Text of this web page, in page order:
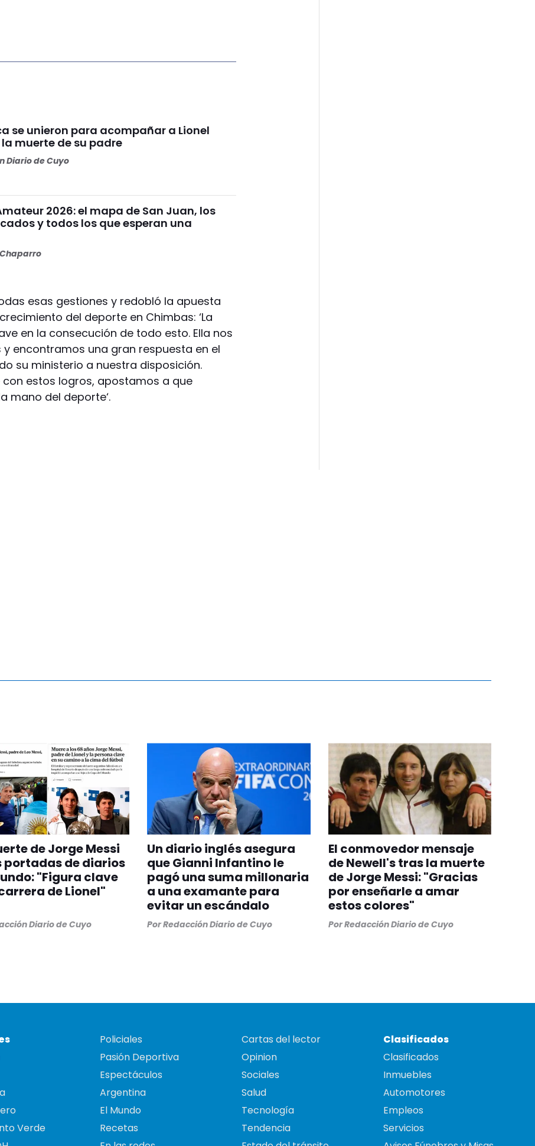
se unieron para acompañar a Lionel
muerte de su padre
Diario de Cuyo
2026: el mapa de San Juan, los
y todos los que esperan una
esas gestiones y redobló la apuesta
del deporte en Chimbas: ‘La
en la consecución de todo esto. Ella nos
encontramos una gran respuesta en el
su ministerio a nuestra disposición.
estos logros, apostamos a que
mano del deporte‘.
de Jorge Messi
portadas de diarios
"Figura clave
de Lionel"
Diario de Cuyo
Un diario inglés asegura
que Gianni Infantino le
pagó una suma millonaria
a una examante para
evitar un escándalo
PorRedacción Diario de Cuyo
El conmovedor mensaje
de Newell's tras la muerte
de Jorge Messi: "Gracias
por enseñarle a amar
estos colores"
PorRedacción Diario de Cuyo
Verde
Policiales
Pasión Deportiva
Espectáculos
Argentina
El Mundo
Recetas
Cartas del lector
Opinion
Sociales
Salud
Tecnología
Tendencia
Clasificados
Clasificados
Inmuebles
Automotores
Empleos
Servicios